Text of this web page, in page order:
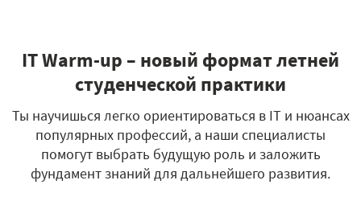
IT Warm-up – новый формат летней
студенческой практики
Ты научишься легко ориентироваться в IT и нюансах
популярных профессий, а наши специалисты
помогут выбрать будущую роль и заложить
фундамент знаний для дальнейшего развития.